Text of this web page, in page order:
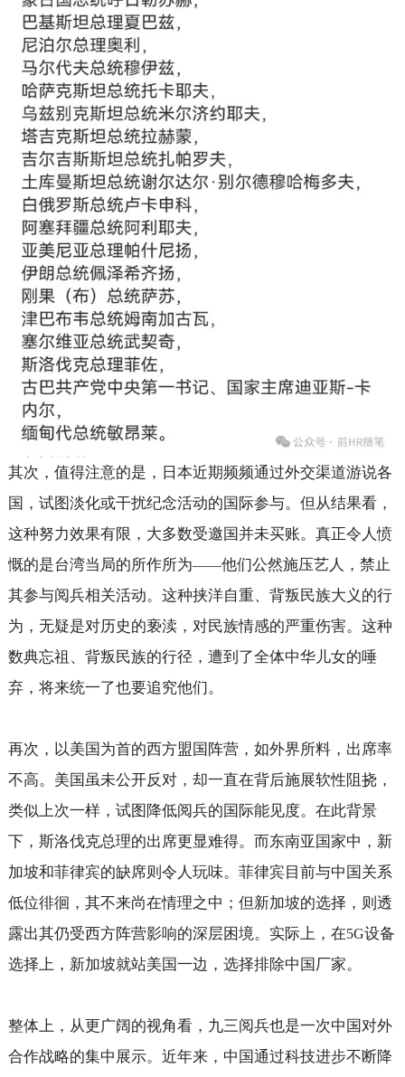
其次，值得注意的是，日本近期频频通过外交渠道游说各
国，试图淡化或干扰纪念活动的国际参与。但从结果看，
这种努力效果有限，大多数受邀国并未买账。真正令人愤
慨的是台湾当局的所作所为——他们公然施压艺人，禁止
其参与阅兵相关活动。这种挟洋自重、背叛民族大义的行
为，无疑是对历史的亵渎，对民族情感的严重伤害。这种
数典忘祖、背叛民族的行径，遭到了全体中华儿女的唾
弃，将来统一了也要追究他们。
再次，以美国为首的西方盟国阵营，如外界所料，出席率
不高。美国虽未公开反对，却一直在背后施展软性阻挠，
类似上次一样，试图降低阅兵的国际能见度。在此背景
下，斯洛伐克总理的出席更显难得。而东南亚国家中，新
加坡和菲律宾的缺席则令人玩味。菲律宾目前与中国关系
低位徘徊，其不来尚在情理之中；但新加坡的选择，则透
露出其仍受西方阵营影响的深层困境。实际上，在5G设备
选择上，新加坡就站美国一边，选择排除中国厂家。
整体上，从更广阔的视角看，九三阅兵也是一次中国对外
合作战略的集中展示。近年来，中国通过科技进步不断降